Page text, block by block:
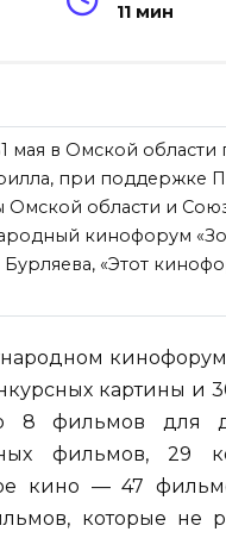
11 мин
мая в Омской
при поддержке
Омской области и
кинофорум
«Этот
картины и
8 фильмов для
фильмов, 29
кино — 47
которые не